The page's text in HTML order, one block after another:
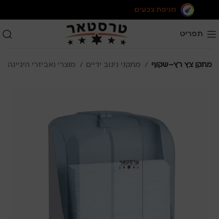
מניפת צבעים
תפריט
מוצרי ואביזרי היגיינה מתקני ניגוב ידיים מתקן צץ רץ–שקוף